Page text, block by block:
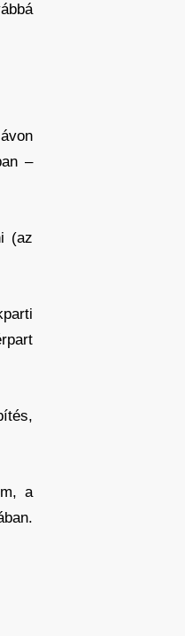
–
(az
a